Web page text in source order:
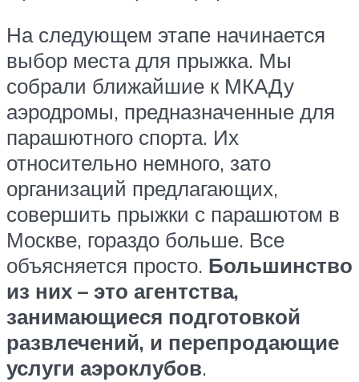
На следующем этапе начинается
выбор места для прыжка. Мы
собрали ближайшие к МКАДу
аэродромы, предназначенные для
парашютного спорта. Их
относительно немного, зато
организаций предлагающих,
совершить прыжки с парашютом в
Москве, гораздо больше. Все
объясняется просто. Большинство
из них – это агентства,
занимающиеся подготовкой
развлечений, и перепродающие
услуги аэроклубов.